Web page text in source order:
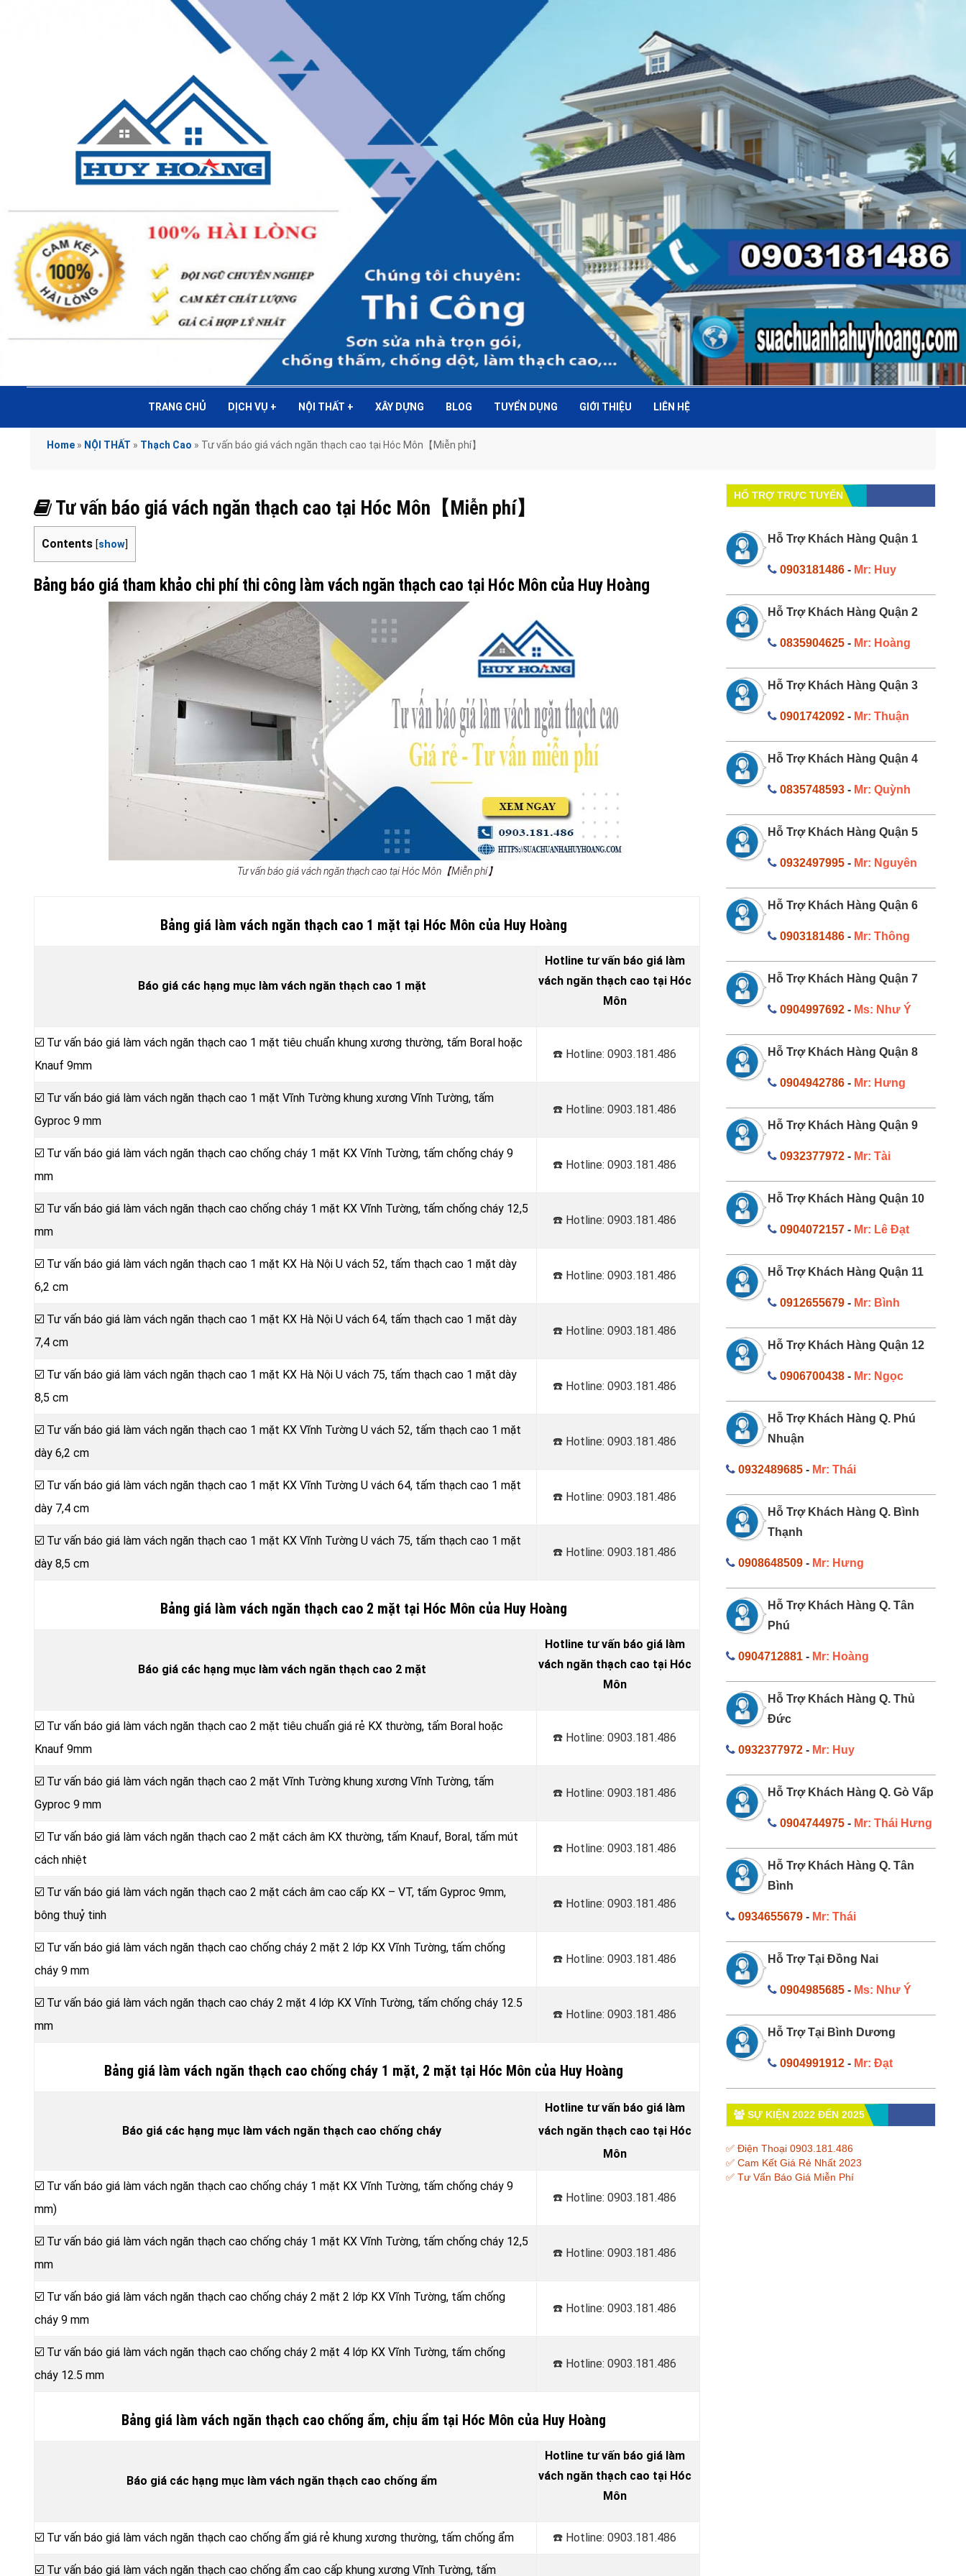
TRANG CHỦ DỊCH VỤ + NỘI THẤT + XÂY DỰNG BLOG TUYỂN DỤNG GIỚI THIỆU LIÊN HỆ
Home » NỘI THẤT » Thạch Cao » Tư vấn báo giá vách ngăn thạch cao tại Hóc Môn【Miễn phí】
Tư vấn báo giá vách ngăn thạch cao tại Hóc Môn【Miễn phí】
Contents [show]
Bảng báo giá tham khảo chi phí thi công làm vách ngăn thạch cao tại Hóc Môn của Huy Hoàng
Tư vấn báo giá vách ngăn thạch cao tại Hóc Môn【Miễn phí】
Bảng giá làm vách ngăn thạch cao 1 mặt tại Hóc Môn của Huy Hoàng
Báo giá các hạng mục làm vách ngăn thạch cao 1 mặt
Hotline tư vấn báo giá làm
vách ngăn thạch cao tại Hóc
Môn
☑️ Tư vấn báo giá làm vách ngăn thạch cao 1 mặt tiêu chuẩn khung xương thường, tấm Boral hoặc
Knauf 9mm
☎️ Hotline: 0903.181.486
☑️ Tư vấn báo giá làm vách ngăn thạch cao 1 mặt Vĩnh Tường khung xương Vĩnh Tường, tấm
Gyproc 9 mm
☎️ Hotline: 0903.181.486
☑️ Tư vấn báo giá làm vách ngăn thạch cao chống cháy 1 mặt KX Vĩnh Tường, tấm chống cháy 9
mm
☎️ Hotline: 0903.181.486
☑️ Tư vấn báo giá làm vách ngăn thạch cao chống cháy 1 mặt KX Vĩnh Tường, tấm chống cháy 12,5
mm
☎️ Hotline: 0903.181.486
☑️ Tư vấn báo giá làm vách ngăn thạch cao 1 mặt KX Hà Nội U vách 52, tấm thạch cao 1 mặt dày
6,2 cm
☎️ Hotline: 0903.181.486
☑️ Tư vấn báo giá làm vách ngăn thạch cao 1 mặt KX Hà Nội U vách 64, tấm thạch cao 1 mặt dày
7,4 cm
☎️ Hotline: 0903.181.486
☑️ Tư vấn báo giá làm vách ngăn thạch cao 1 mặt KX Hà Nội U vách 75, tấm thạch cao 1 mặt dày
8,5 cm
☎️ Hotline: 0903.181.486
☑️ Tư vấn báo giá làm vách ngăn thạch cao 1 mặt KX Vĩnh Tường U vách 52, tấm thạch cao 1 mặt
dày 6,2 cm
☎️ Hotline: 0903.181.486
☑️ Tư vấn báo giá làm vách ngăn thạch cao 1 mặt KX Vĩnh Tường U vách 64, tấm thạch cao 1 mặt
dày 7,4 cm
☎️ Hotline: 0903.181.486
☑️ Tư vấn báo giá làm vách ngăn thạch cao 1 mặt KX Vĩnh Tường U vách 75, tấm thạch cao 1 mặt
dày 8,5 cm
☎️ Hotline: 0903.181.486
Bảng giá làm vách ngăn thạch cao 2 mặt tại Hóc Môn của Huy Hoàng
Báo giá các hạng mục làm vách ngăn thạch cao 2 mặt
Hotline tư vấn báo giá làm
vách ngăn thạch cao tại Hóc
Môn
☑️ Tư vấn báo giá làm vách ngăn thạch cao 2 mặt tiêu chuẩn giá rẻ KX thường, tấm Boral hoặc
Knauf 9mm
☎️ Hotline: 0903.181.486
☑️ Tư vấn báo giá làm vách ngăn thạch cao 2 mặt Vĩnh Tường khung xương Vĩnh Tường, tấm
Gyproc 9 mm
☎️ Hotline: 0903.181.486
☑️ Tư vấn báo giá làm vách ngăn thạch cao 2 mặt cách âm KX thường, tấm Knauf, Boral, tấm mút
cách nhiệt
☎️ Hotline: 0903.181.486
☑️ Tư vấn báo giá làm vách ngăn thạch cao 2 mặt cách âm cao cấp KX – VT, tấm Gyproc 9mm,
bông thuỷ tinh
☎️ Hotline: 0903.181.486
☑️ Tư vấn báo giá làm vách ngăn thạch cao chống cháy 2 mặt 2 lớp KX Vĩnh Tường, tấm chống
cháy 9 mm
☎️ Hotline: 0903.181.486
☑️ Tư vấn báo giá làm vách ngăn thạch cao cháy 2 mặt 4 lớp KX Vĩnh Tường, tấm chống cháy 12.5
mm
☎️ Hotline: 0903.181.486
Bảng giá làm vách ngăn thạch cao chống cháy 1 mặt, 2 mặt tại Hóc Môn của Huy Hoàng
Báo giá các hạng mục làm vách ngăn thạch cao chống cháy
Hotline tư vấn báo giá làm
vách ngăn thạch cao tại Hóc
Môn
☑️ Tư vấn báo giá làm vách ngăn thạch cao chống cháy 1 mặt KX Vĩnh Tường, tấm chống cháy 9
mm)
☎️ Hotline: 0903.181.486
☑️ Tư vấn báo giá làm vách ngăn thạch cao chống cháy 1 mặt KX Vĩnh Tường, tấm chống cháy 12,5
mm
☎️ Hotline: 0903.181.486
☑️ Tư vấn báo giá làm vách ngăn thạch cao chống cháy 2 mặt 2 lớp KX Vĩnh Tường, tấm chống
cháy 9 mm
☎️ Hotline: 0903.181.486
☑️ Tư vấn báo giá làm vách ngăn thạch cao chống cháy 2 mặt 4 lớp KX Vĩnh Tường, tấm chống
cháy 12.5 mm
☎️ Hotline: 0903.181.486
Bảng giá làm vách ngăn thạch cao chống ẩm, chịu ẩm tại Hóc Môn của Huy Hoàng
Báo giá các hạng mục làm vách ngăn thạch cao chống ẩm
Hotline tư vấn báo giá làm
vách ngăn thạch cao tại Hóc
Môn
☑️ Tư vấn báo giá làm vách ngăn thạch cao chống ẩm giá rẻ khung xương thường, tấm chống ẩm ☎️ Hotline: 0903.181.486
☑️ Tư vấn báo giá làm vách ngăn thạch cao chống ẩm cao cấp khung xương Vĩnh Tường, tấm
HỔ TRỢ TRỰC TUYẾN
Hỗ Trợ Khách Hàng Quận 1
0903181486 - Mr: Huy
Hỗ Trợ Khách Hàng Quận 2
0835904625 - Mr: Hoàng
Hỗ Trợ Khách Hàng Quận 3
0901742092 - Mr: Thuận
Hỗ Trợ Khách Hàng Quận 4
0835748593 - Mr: Quỳnh
Hỗ Trợ Khách Hàng Quận 5
0932497995 - Mr: Nguyên
Hỗ Trợ Khách Hàng Quận 6
0903181486 - Mr: Thông
Hỗ Trợ Khách Hàng Quận 7
0904997692 - Ms: Như Ý
Hỗ Trợ Khách Hàng Quận 8
0904942786 - Mr: Hưng
Hỗ Trợ Khách Hàng Quận 9
0932377972 - Mr: Tài
Hỗ Trợ Khách Hàng Quận 10
0904072157 - Mr: Lê Đạt
Hỗ Trợ Khách Hàng Quận 11
0912655679 - Mr: Bình
Hỗ Trợ Khách Hàng Quận 12
0906700438 - Mr: Ngọc
Hỗ Trợ Khách Hàng Q. Phú
Nhuận
0932489685- Mr: Thái
Hỗ Trợ Khách Hàng Q. Bình
Thạnh
0908648509- Mr: Hưng
Hỗ Trợ Khách Hàng Q. Tân
Phú
0904712881- Mr: Hoàng
Hỗ Trợ Khách Hàng Q. Thủ
Đức
0932377972- Mr: Huy
Hỗ Trợ Khách Hàng Q. Gò Vấp
0904744975 - Mr: Thái Hưng
Hỗ Trợ Khách Hàng Q. Tân
Bình
0934655679- Mr: Thái
Hỗ Trợ Tại Đồng Nai
0904985685 - Ms: Như Ý
Hỗ Trợ Tại Bình Dương
0904991912 - Mr: Đạt
SỰ KIỆN 2022 ĐẾN 2025
✅ Điện Thoại 0903.181.486
✅ Cam Kết Giá Rẻ Nhất 2023
✅ Tư Vấn Báo Giá Miễn Phí